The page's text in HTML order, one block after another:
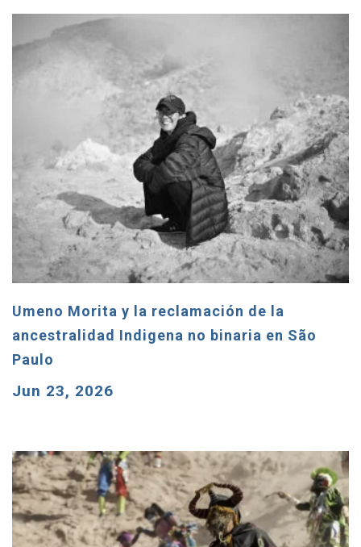
Umeno Morita y la reclamación de la
ancestralidad Indigena no binaria en São
Paulo
Jun 23, 2026